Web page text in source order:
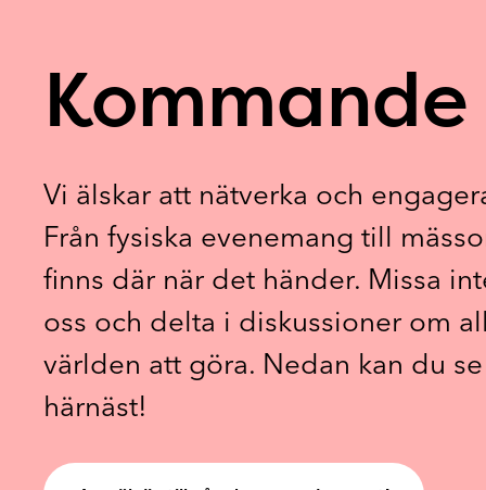
Vi älskar att nätverka och
Från fysiska evenemang till
finns där när det händer. Missa
oss och delta i diskussioner om
världen att göra. Nedan kan du
härnäst!